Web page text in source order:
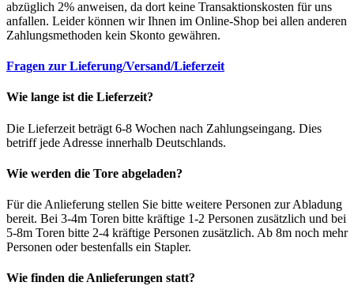
abzüglich 2% anweisen, da dort keine Transaktionskosten für uns
anfallen. Leider können wir Ihnen im Online-Shop bei allen anderen
Zahlungsmethoden kein Skonto gewähren.
Fragen zur Lieferung/Versand/Lieferzeit
Wie lange ist die Lieferzeit?
Die Lieferzeit beträgt 6-8 Wochen nach Zahlungseingang. Dies
betriff jede Adresse innerhalb Deutschlands.
Wie werden die Tore abgeladen?
Für die Anlieferung stellen Sie bitte weitere Personen zur Abladung
bereit. Bei 3-4m Toren bitte kräftige 1-2 Personen zusätzlich und bei
5-8m Toren bitte 2-4 kräftige Personen zusätzlich. Ab 8m noch mehr
Personen oder bestenfalls ein Stapler.
Wie finden die Anlieferungen statt?